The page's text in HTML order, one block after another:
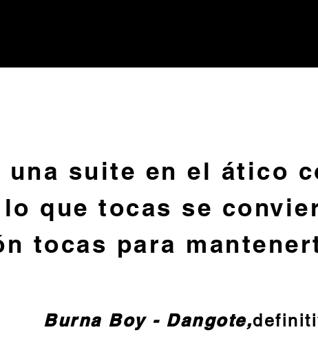
una suite en el ático
que tocas se
tocas para
Burna Boy - Dangote,